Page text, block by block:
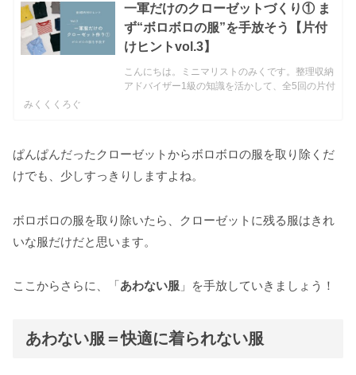
一軍だけのクローゼットづくり① ま
ず“ボロボロの服”を手放そう【片付
けヒントvol.3】
こんにちは。ミニマリストのみくです。整理収納
アドバイザー1級の知識を活かして、全5回の片付
みくくくろぐ
ぱんぱんだったクローゼットからボロボロの服を取り除くだ
けでも、少しすっきりしますよね。
ボロボロの服を取り除いたら、クローゼットに残る服はきれ
いな服だけだと思います。
ここからさらに、「あわない服 」を手放していきましょう！
あわない服＝快適に着られない服